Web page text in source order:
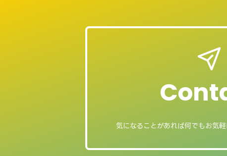
気になることがあれば何でもお気